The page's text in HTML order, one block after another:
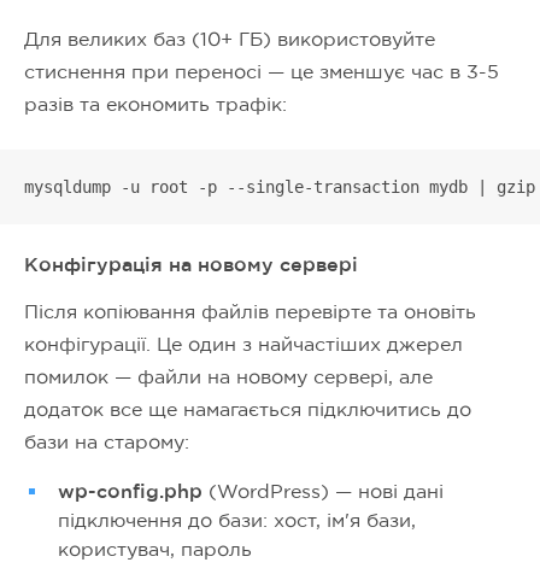
Для великих баз (10+ ГБ) використовуйте
стиснення при переносі — це зменшує час в 3-5
разів та економить трафік:
mysqldump -u root -p --single-transaction mydb |
Конфігурація на новому сервері
Після копіювання файлів перевірте та оновіть
конфігурації. Це один з найчастіших джерел
помилок — файли на новому сервері, але
додаток все ще намагається підключитись до
бази на старому:
wp-config.php (WordPress) — нові дані
підключення до бази: хост, ім'я бази,
користувач, пароль